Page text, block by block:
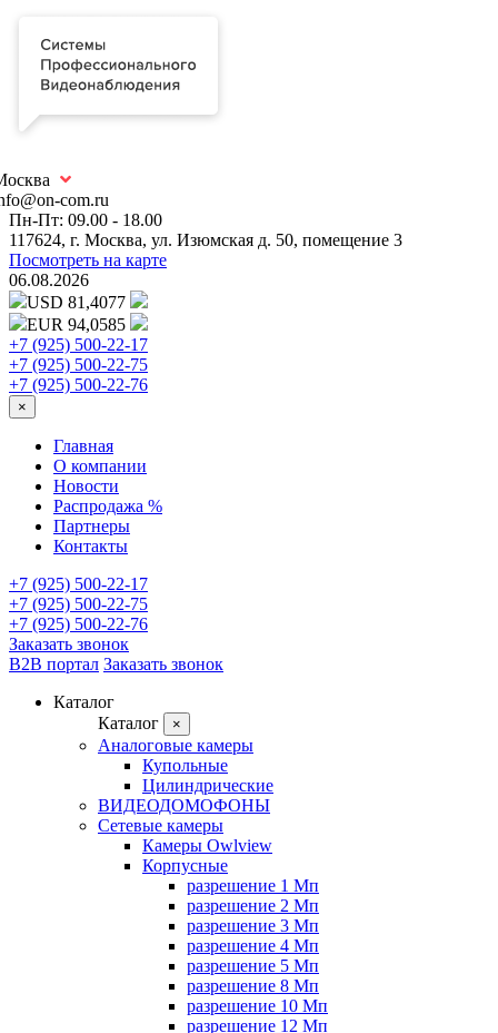
com.ru
Пн-Пт: 09.00 - 18.00
117624, г. Москва, ул. Изюмская д. 50, помещение 3
Посмотреть на карте
06.08.2026
USD 81,4077
EUR 94,0585
+7 (925) 500-22-17
+7 (925) 500-22-75
+7 (925) 500-22-76
×
Главная
О компании
Новости
Распродажа %
Партнеры
Контакты
+7 (925) 500-22-17
+7 (925) 500-22-75
+7 (925) 500-22-76
Заказать звонок
B2B портал Заказать звонок
Каталог
Каталог
×
Аналоговые камеры
Купольные
Цилиндрические
ВИДЕОДОМОФОНЫ
Сетевые камеры
Камеры Owlview
Корпусные
разрешение 1 Мп
разрешение 2 Мп
разрешение 3 Мп
разрешение 4 Мп
разрешение 5 Мп
разрешение 8 Мп
разрешение 10 Мп
разрешение 12 Мп